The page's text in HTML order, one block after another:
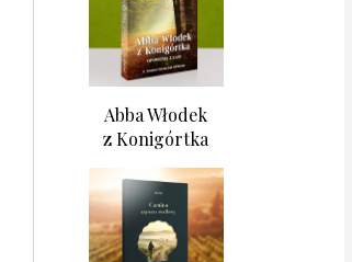
Abba Włodek
z Konigórtka